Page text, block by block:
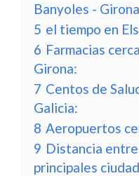
Banyoles - Girona
5 el tiempo en
6 Farmacias
Girona:
7 Centos de
Galicia:
8 Aeropuertos
9 Distancia entre
principales